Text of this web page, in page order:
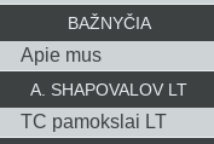
BAŽNYČIA
Apie mus
A. SHAPOVALOV LT
TC pamokslai LT